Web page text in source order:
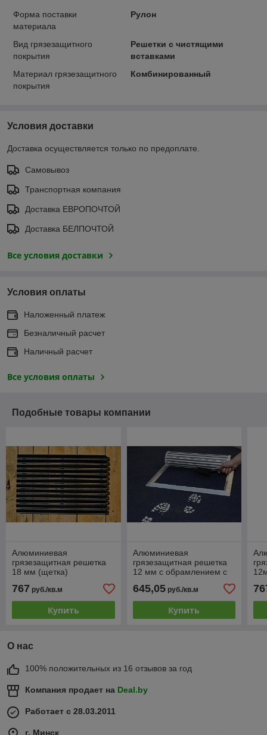
Форма поставки
материала
Рулон
Вид грязезащитного
покрытия
Решетки с чистящими
вставками
Материал грязезащитного
покрытия
Комбинированный
Условия доставки
Доставка осуществляется только по предоплате.
Самовывоз
Транспортная компания
Доставка ЕВРОПОЧТОЙ
Доставка БЕЛПОЧТОЙ
Все условия доставки
Условия оплаты
Наложенный платеж
Безналичный расчет
Наличный расчет
Все условия оплаты
Подобные товары компании
Алюминиевая
грязезащитная решетка
18 мм (щетка)
767 руб./кв.м
Купить
Алюминиевая
грязезащитная решетка
12 мм с обрамлением с
(щетка-ворс)
645,05руб./кв.м
Купить
О нас
100% положительных из 16 отзывов за год
Компания продает на Deal.by
Работает с 28.03.2011
г. Минск